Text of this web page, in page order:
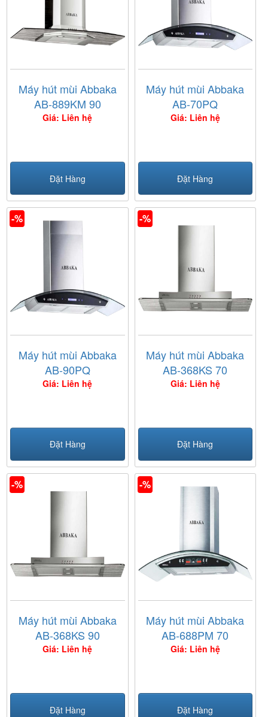
Máy hút mùi Abbaka
AB-889KM 90
Giá: Liên hệ
Đặt Hàng
Máy hút mùi Abbaka
AB-70PQ
Giá: Liên hệ
Đặt Hàng
-%
Máy hút mùi Abbaka
AB-90PQ
Giá: Liên hệ
Đặt Hàng
-%
Máy hút mùi Abbaka
AB-368KS 70
Giá: Liên hệ
Đặt Hàng
-%
Máy hút mùi Abbaka
AB-368KS 90
Giá: Liên hệ
Đặt Hàng
-%
Máy hút mùi Abbaka
AB-688PM 70
Giá: Liên hệ
Đặt Hàng